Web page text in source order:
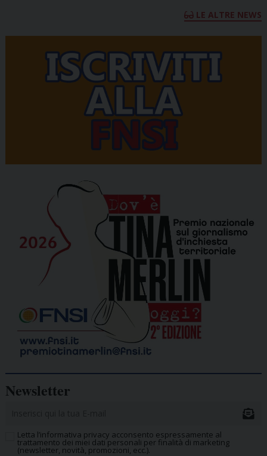
LE ALTRE NEWS
Newsletter
Letta l’informativa privacy acconsento espressamente al
trattamento dei miei dati personali per finalità di marketing
(newsletter, novità, promozioni, ecc.).